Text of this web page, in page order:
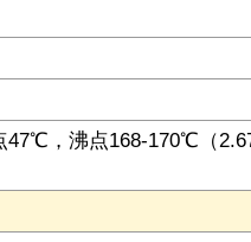
47℃，沸点168-170℃（